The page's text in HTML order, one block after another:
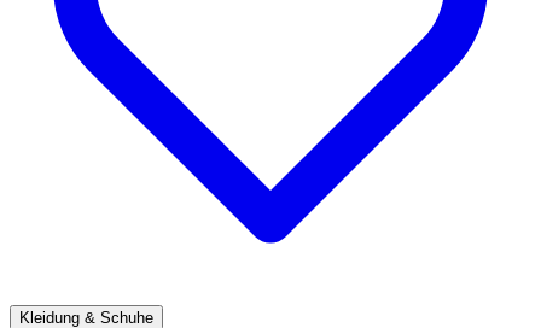
Kleidung & Schuhe